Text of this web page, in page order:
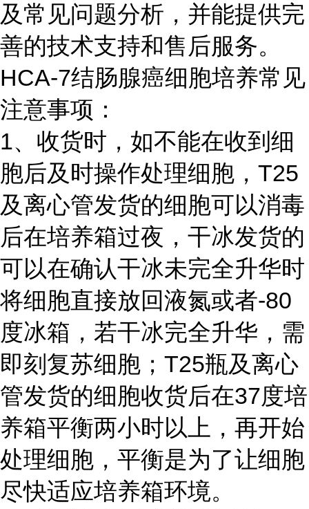
及常见问题分析，并能提供完
善的技术支持和售后服务。
HCA-7结肠腺癌细胞培养常见
注意事项：
1、收货时，如不能在收到细
胞后及时操作处理细胞，T25
及离心管发货的细胞可以消毒
后在培养箱过夜，干冰发货的
可以在确认干冰未完全升华时
将细胞直接放回液氮或者-80
度冰箱，若干冰完全升华，需
即刻复苏细胞；T25瓶及离心
管发货的细胞收货后在37度培
养箱平衡两小时以上，再开始
处理细胞，平衡是为了让细胞
尽快适应培养箱环境。